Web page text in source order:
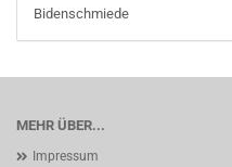
Bidenschmiede
MEHR ÜBER...
Impressum